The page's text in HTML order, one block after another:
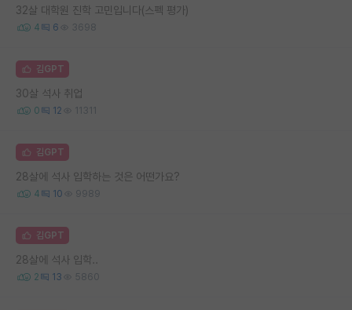
32살 대학원 진학 고민입니다(스펙 평가)
4 6 3698
김GPT
30살 석사 취업
0 12 11311
김GPT
28살에 석사 입학하는 것은 어떤가요?
4 10 9989
김GPT
28살에 석사 입학..
2 13 5860